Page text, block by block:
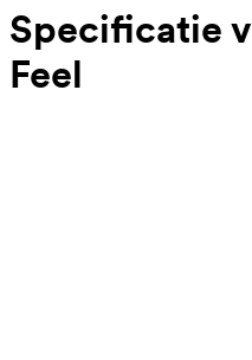
Specificatie
Feel